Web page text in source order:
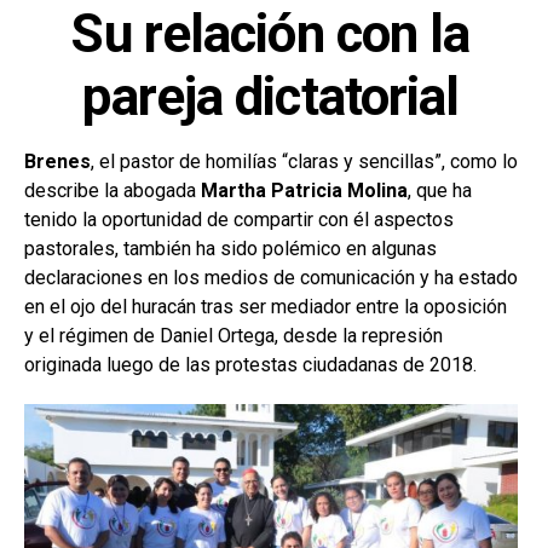
Su relación con la
pareja dictatorial
Brenes, el pastor de homilías “claras y sencillas”, como lo
describe la abogada Martha Patricia Molina, que ha
tenido la oportunidad de compartir con él aspectos
pastorales, también ha sido polémico en algunas
declaraciones en los medios de comunicación y ha estado
en el ojo del huracán tras ser mediador entre la oposición
y el régimen de Daniel Ortega, desde la represión
originada luego de las protestas ciudadanas de 2018.